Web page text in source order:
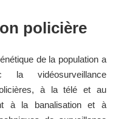
policière
de la population a
vidéosurveillance
à la télé et au
à la banalisation et à